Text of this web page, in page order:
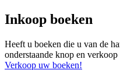
Inkoop boeken
Heeft u boeken die u van de
onderstaande knop en
Verkoop uw boeken!